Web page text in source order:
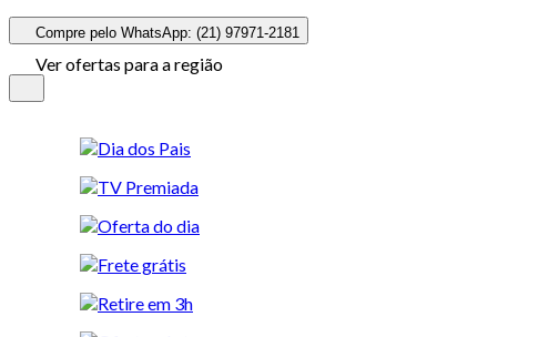
Compre pelo WhatsApp: (21) 97971-2181
Ver ofertas para a região